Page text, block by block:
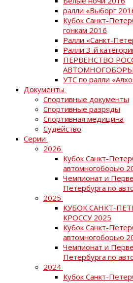
ралли «Выборг
Кубок Санкт-
гонкам 2016
Ралли «Санкт-
Ралли 3-й
ПЕРВЕНСТВО
УТС по ралли
Документы
Спортивные документы
Спортивные разряды
Спортивная медицина
Судейство
Серии
2026
Кубок Санкт-
автомногоборью
Чемпионат и
Петербурга по
2025
КУБОК САНКТ-
КРОССУ 2025
Кубок Санкт-
автомногоборью
Чемпионат и
Петербурга по
2024
Кубок Санкт-